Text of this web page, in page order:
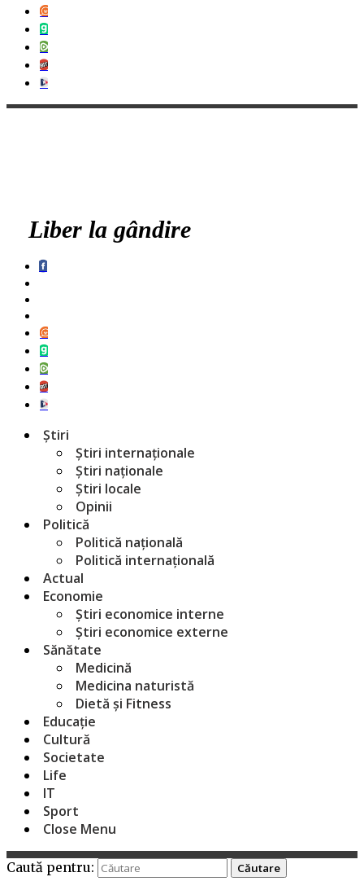
Liber la gândire
Știri
Știri internaționale
Știri naționale
Știri locale
Opinii
Politică
Politică națională
Politică internațională
Actual
Economie
Știri economice interne
Știri economice externe
Sănătate
Medicină
Medicina naturistă
Dietă și Fitness
Educație
Cultură
Societate
Life
IT
Sport
Close Menu
Caută pentru: